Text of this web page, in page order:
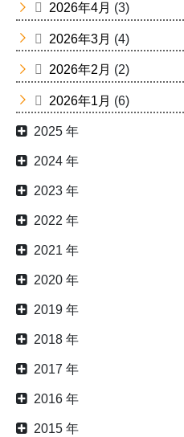
2026年4月 (3)
2026年3月 (4)
2026年2月 (2)
2026年1月 (6)
2025 年
2024 年
2023 年
2022 年
2021 年
2020 年
2019 年
2018 年
2017 年
2016 年
2015 年